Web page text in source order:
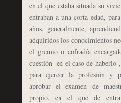
en el que estaba situada su
entraban a una corta edad,
años, generalmente,
adquiridos los conocimientos
el gremio o cofradía
cuestión -en el caso de
para ejercer la profesión y
aprobar el examen de
propio, en el que de